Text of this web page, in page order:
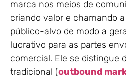
marca nos meios de
criando valor e chamando
público-alvo de modo a
lucrativo para as partes
comercial. Ele se distingue
tradicional (outbound